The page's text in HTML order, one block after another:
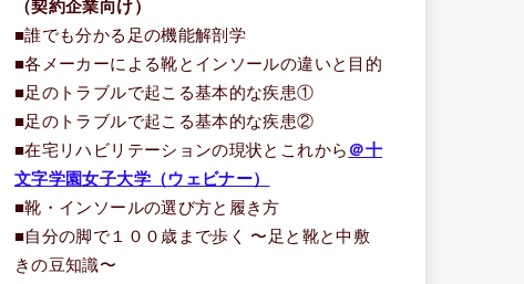
（契約企業向け）
■誰でも分かる足の機能解剖学
■各メーカーによる靴とインソールの違いと目的
■足のトラブルで起こる基本的な疾患①
■足のトラブルで起こる基本的な疾患②
■在宅リハビリテーションの現状とこれから ＠十
文字学園女子大学（ウェビナー）
■靴・インソールの選び方と履き方
■自分の脚で１００歳まで歩く 〜足と靴と中敷
きの豆知識〜